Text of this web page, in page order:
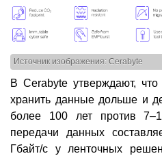
Источник изображения: Cerabyte
В Cerabyte утверждают, что
хранить данные дольше и
более 100 лет против
передачи данных
Гбайт/с у ленточных